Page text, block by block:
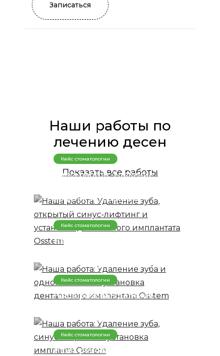
Записаться
Наши работы по
лечению десен
Показать все работы
Кейс стоматологии
Наша работа: Удаление
лифтинг и установка
дентального имплантата
Osstem
Кейс стоматологии
Наша работа: Удаление
установка дентального
имплантата Osstem
Кейс стоматологии
Наша работа: Удаление
установка импланта
Osstem
Кейс стоматологии
Наша работа: Удаление